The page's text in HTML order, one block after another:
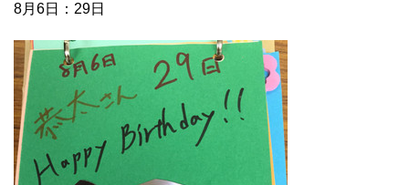
8月6日：29日